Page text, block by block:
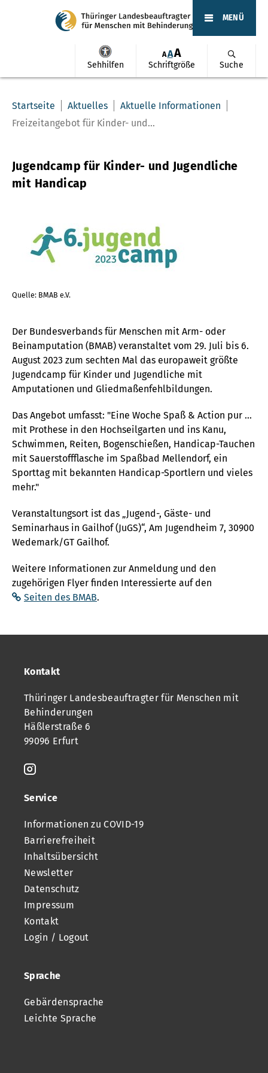
Sehhilfen
AAA
Schriftgröße Suche
MENÜ
Startseite Aktuelles
Aktuelle Informationen
Freizeitangebot für Kinder- und...
Jugendcamp für Kinder- und Jugendliche
mit Handicap
Quelle: BMAB e.V.
Der Bundesverbands für Menschen mit Arm- oder
Beinamputation (BMAB) veranstaltet vom 29. Juli bis 6.
August 2023 zum sechten Mal das europaweit größte
Jugendcamp für Kinder und Jugendliche mit
Amputationen und Gliedmaßenfehlbildungen.
Das Angebot umfasst: "Eine Woche Spaß & Action pur ...
mit Prothese in den Hochseilgarten und ins Kanu,
Schwimmen, Reiten, Bogenschießen, Handicap-Tauchen
mit Sauerstoffflasche im Spaßbad Mellendorf, ein
Sporttag mit bekannten Handicap-Sportlern und vieles
mehr."
Veranstaltungsort ist das „Jugend-, Gäste- und
Seminarhaus in Gailhof (JuGS)“, Am Jugendheim 7, 30900
Wedemark/GT Gailhof.
Weitere Informationen zur Anmeldung und den
zugehörigen Flyer finden Interessierte auf den
Seiten des BMAB.
Kontakt
Thüringer Landesbeauftragter für Menschen mit
Behinderungen
Häßlerstraße 6
99096 Erfurt
Service
Informationen zu COVID-19
Barrierefreiheit
Inhaltsübersicht
Newsletter
Datenschutz
Impressum
Kontakt
Login / Logout
Sprache
Gebärdensprache
Leichte Sprache